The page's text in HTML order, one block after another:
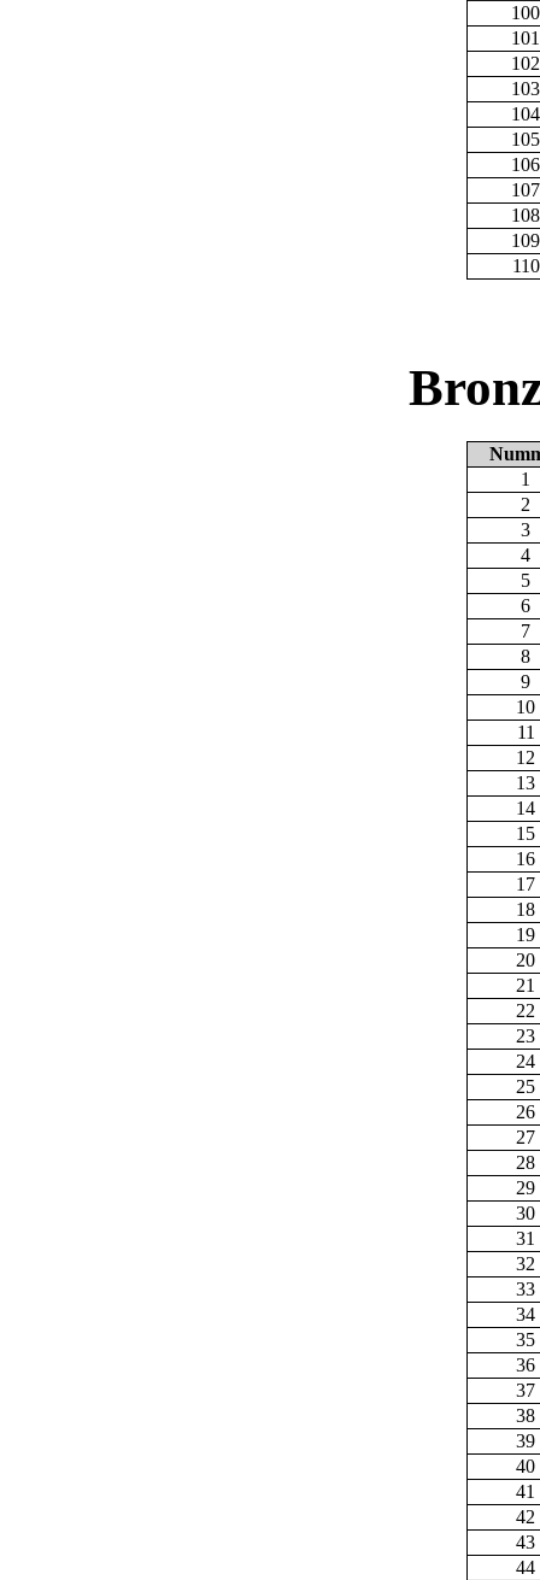
100
101
102
103
104
105
106
107
108
109
110
1
2
3
4
5
6
7
8
9
10
11
12
13
14
15
16
17
18
19
20
21
22
23
24
25
26
27
28
29
30
31
32
33
34
35
36
37
38
39
40
41
42
43
44